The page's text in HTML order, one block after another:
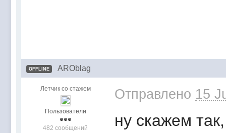
OFFLINE AROblag
Летчик со стажем
Пользователи
482 сообщений
Отправлено 15
ну скажем